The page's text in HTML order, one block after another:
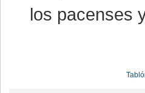
los pacenses